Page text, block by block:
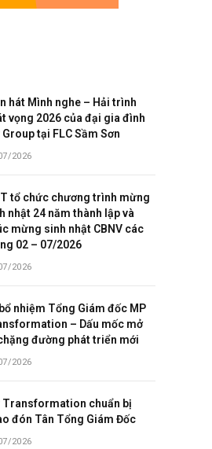
hát Mình nghe – Hải trình
vọng 2026 của đại gia đình
Group tại FLC Sầm Sơn
2026
tổ chức chương trình mừng
nhật 24 năm thành lập và
mừng sinh nhật CBNV các
02 – 07/2026
2026
nhiệm Tổng Giám đốc MP
– Dấu mốc mở
đường phát triển mới
2026
Transformation chuẩn bị
đón Tân Tổng Giám Đốc
2026